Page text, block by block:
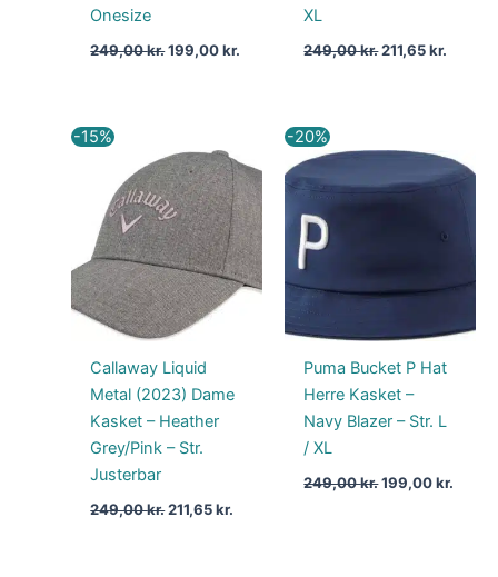
Onesize
249,00kr.199,00kr.
XL
249,00kr.211,65kr.
-15%
Callaway Liquid
Metal (2023) Dame
Kasket – Heather
Grey/Pink – Str.
Justerbar
249,00kr.
oprindelige
pris
var:
249,00 kr..
211,65kr.
aktuelle
pris
er:
211,65 kr..
-20%
Puma Bucket P Hat
Herre Kasket –
Navy Blazer – Str. L
/ XL
249,00kr.
oprindelige
var:
199,00kr.
pris